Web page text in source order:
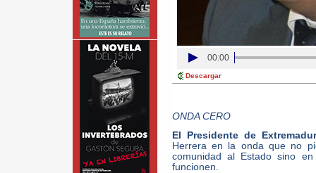
00:00
Descargar
ONDA CERO
El Presidente de
Herrera en la onda que no
comunidad al Estado sino
funcionen.